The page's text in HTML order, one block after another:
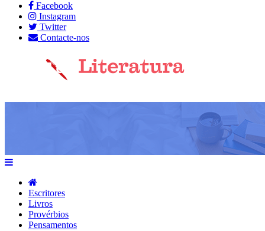
Facebook
Instagram
Twitter
Contacte-nos
Escritores
Livros
Provérbios
Pensamentos